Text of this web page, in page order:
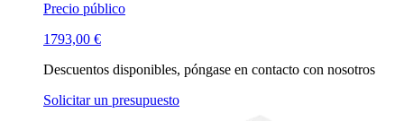
Precio público
1793,00 €
Descuentos disponibles, póngase en contacto con nosotros
Solicitar un presupuesto